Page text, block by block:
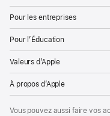
Pour les entreprises
Pour l’Éducation
Valeurs d’Apple
À propos d’Apple
Vous pouvez aussi faire vos